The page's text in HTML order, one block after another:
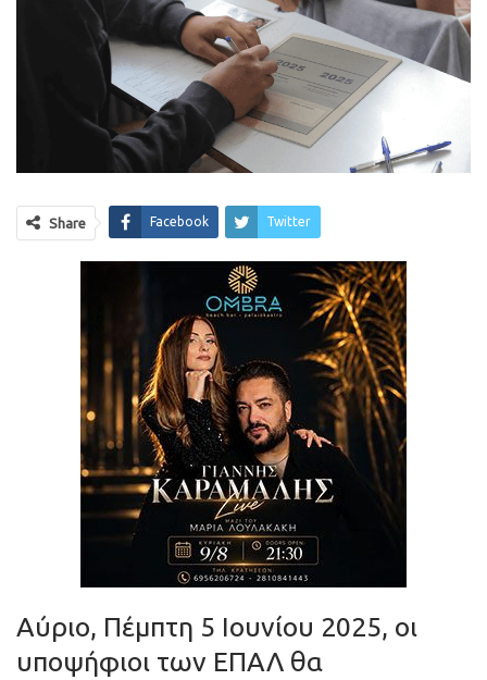
Share Facebook Twitter
Aύριο, Πέμπτη 5 Ιουνίου 2025, οι
υποψήφιοι των ΕΠΑΛ θα